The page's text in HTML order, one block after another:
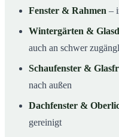
Fenster & Rahmen –
Wintergärten &
auch an schwer
Schaufenster &
nach außen
Dachfenster &
gereinigt